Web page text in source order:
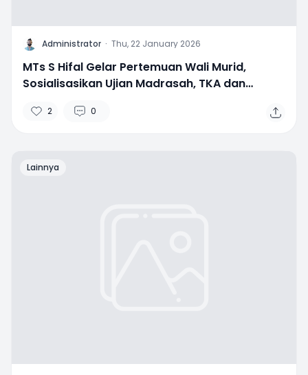
A Administrator · Thu, 22 January 2026
MTs S Hifal Gelar Pertemuan Wali Murid,
Sosialisasikan Ujian Madrasah, TKA dan
2 0
Lainnya